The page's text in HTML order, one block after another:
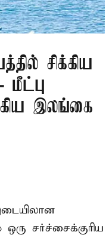
சிக்கிய
இலங்கை
சர்ச்சைக்குரிய